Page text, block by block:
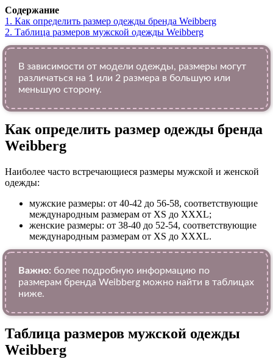
Содержание
1. Как определить размер одежды брендa Weibberg
2. Таблица размеров мужской одежды Weibberg
В зависимости от модели одежды, размеры могут
различаться на 1 или 2 размера в большую или
меньшую сторону.
Как определить размер одежды брендa
Weibberg
Наиболее часто встречающиеся размеры мужской и женской
одежды:
мужские размеры: от 40-42 до 56-58, соответствующие
международным размерам от XS до XXXL;
женские размеры: от 38-40 до 52-54, соответствующие
международным размерам от XS до XXXL.
Важно: более подробную информацию по
размерам бренда Weibberg можно найти в таблицах
ниже.
Таблица размеров мужской одежды
Weibberg